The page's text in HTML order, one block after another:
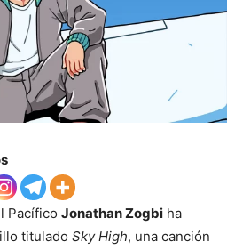
Pacífico Jonathan Zogbi ha
titulado Sky High, una canción